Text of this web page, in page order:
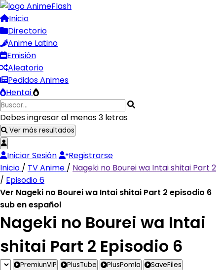
Inicio
Directorio
Anime Latino
Emisión
Aleatorio
Pedidos Animes
Hentai
Debes ingresar al menos 3 letras
Ver más resultados
Iniciar Sesión
Registrarse
Inicio / TV Anime / Nageki no Bourei wa Intai shitai Part 2
/ Episodio 6
Ver Nageki no Bourei wa Intai shitai Part 2 episodio 6
sub en español
Nageki no Bourei wa Intai
shitai Part 2 Episodio 6
PremiunVIP PlusTube PlusPomla
SaveFiles